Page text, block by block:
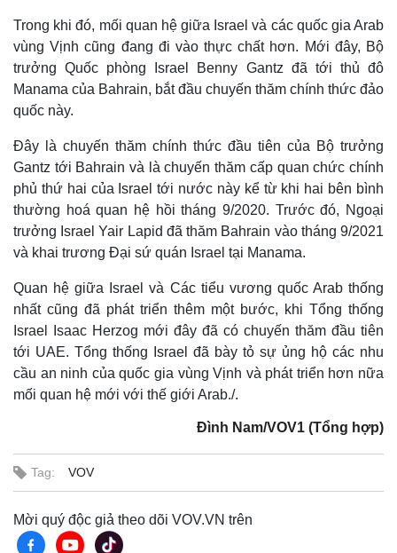
Thế giới
Quan sát
Cuộc sống đó đây
Hồ sơ
Multimedia
Video
Ảnh
E-Magazine
Trong khi đó, mối quan hệ giữa Israel và các quốc gia Arab
vùng Vịnh cũng đang đi vào thực chất hơn. Mới đây, Bộ
trưởng Quốc phòng Israel Benny Gantz đã tới thủ đô
Manama của Bahrain, bắt đầu chuyến thăm chính thức đảo
quốc này.
Đây là chuyến thăm chính thức đầu tiên của Bộ trưởng
Gantz tới Bahrain và là chuyến thăm cấp quan chức chính
phủ thứ hai của Israel tới nước này kể từ khi hai bên bình
thường hoá quan hệ hồi tháng 9/2020. Trước đó, Ngoại
trưởng Israel Yair Lapid đã thăm Bahrain vào tháng 9/2021
và khai trương Đại sứ quán Israel tại Manama.
Quan hệ giữa Israel và Các tiểu vương quốc Arab thống
nhất cũng đã phát triển thêm một bước, khi Tổng thống
Israel Isaac Herzog mới đây đã có chuyến thăm đầu tiên
tới UAE. Tổng thống Israel đã bày tỏ sự ủng hộ các nhu
cầu an ninh của quốc gia vùng Vịnh và phát triển hơn nữa
mối quan hệ mới với thế giới Arab./.
Đình Nam/VOV1 (Tổng hợp)
Tag: VOV
Mời quý độc giả theo dõi VOV.VN trên